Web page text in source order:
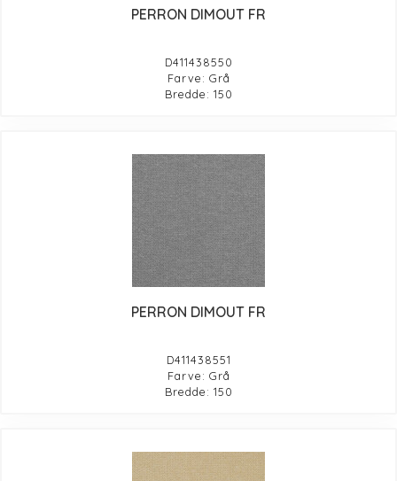
PERRON DIMOUT FR
D411438550
Farve: Grå
Bredde: 150
PERRON DIMOUT FR
D411438551
Farve: Grå
Bredde: 150